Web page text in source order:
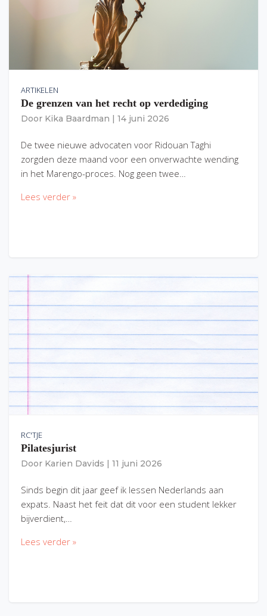
ARTIKELEN
De grenzen van het recht op verdediging
Door Kika Baardman 14 juni 2026
De twee nieuwe advocaten voor Ridouan Taghi
zorgden deze maand voor een onverwachte wending
in het Marengo-proces. Nog geen twee…
Lees verder »
RC'TJE
Pilatesjurist
Door Karien Davids 11 juni 2026
Sinds begin dit jaar geef ik lessen Nederlands aan
expats. Naast het feit dat dit voor een student lekker
bijverdient,…
Lees verder »